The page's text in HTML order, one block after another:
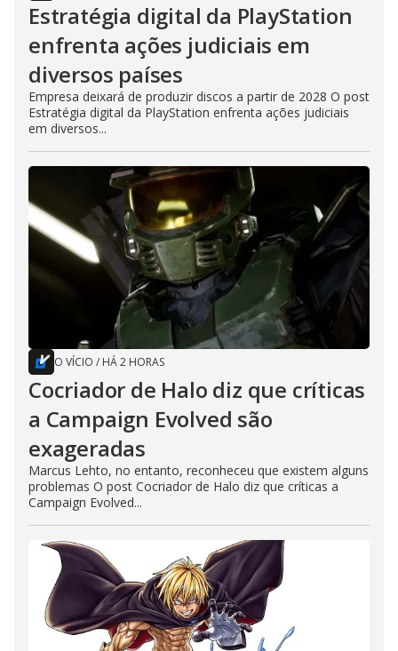
Estratégia digital da PlayStation
enfrenta ações judiciais em
diversos países
Empresa deixará de produzir discos a partir de 2028 O post
Estratégia digital da PlayStation enfrenta ações judiciais
em diversos...
O VÍCIO / HÁ 2 HORAS
Cocriador de Halo diz que críticas
a Campaign Evolved são
exageradas
Marcus Lehto, no entanto, reconheceu que existem alguns
problemas O post Cocriador de Halo diz que críticas a
Campaign Evolved...